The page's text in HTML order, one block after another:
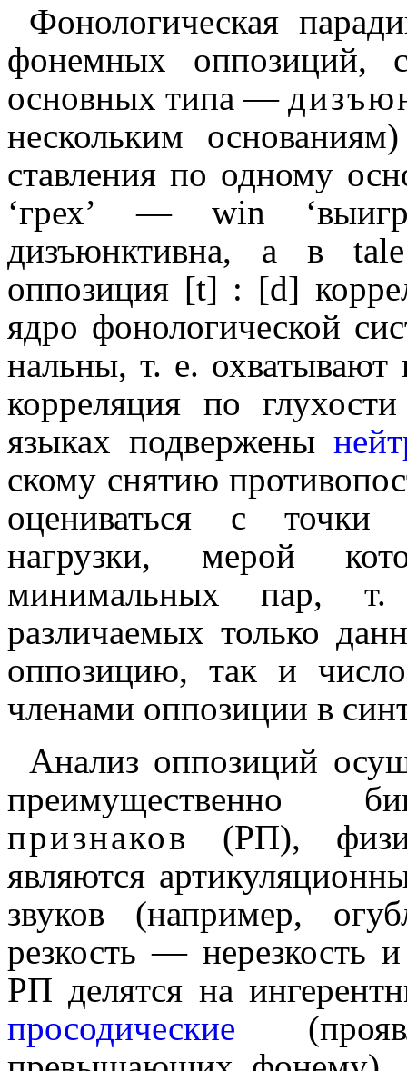
Фонологическая
фонемных оппозиций,
основных типа —
несколь­ким
став­ле­ния по одному
‘грех’ —win
дизъюнктивна, а вtale
оппозиция [t] : [d]
ядро фоно­ло­ги­че­ской
наль­ны, т. е.
корреляция по
языках подвержены
ско­му снятию
оцениваться с точки
нагрузки, мерой
минимальных пар,
различаемых только
оппозицию, так и
членами оппози­ции в
Анализ оппозиций
преимущественно
признаков (РП),
являются
звуков (напри­мер,
резкость — нерезкость
РП делятся на
просоди­че­ские